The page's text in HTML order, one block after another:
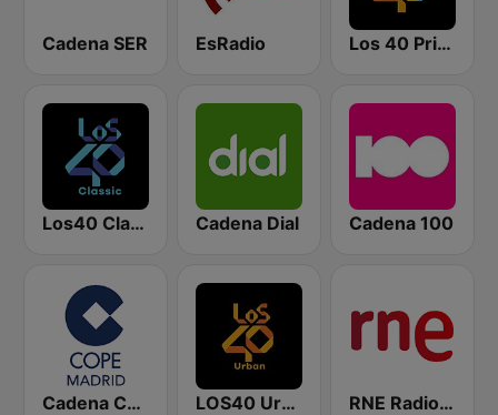
Cadena SER EsRadio Los 40 Principales
Los40 Classic Cadena Dial Cadena 100
Cadena COPE Madrid LOS40 Urban RNE Radio Nacional